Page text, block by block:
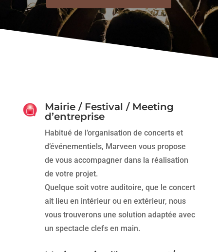
Mairie / Festival / Meeting
d’entreprise
Habitué de l’organisation de concerts et
d’événementiels, Marveen vous propose
de vous accompagner dans la réalisation
de votre projet.
Quelque soit votre auditoire, que le concert
ait lieu en intérieur ou en extérieur, nous
vous trouverons une solution adaptée avec
un spectacle clefs en main.